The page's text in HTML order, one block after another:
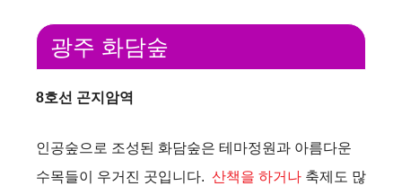
광주 화담숲
8호선 곤지암역
인공숲으로 조성된 화담숲은 테마정원과 아름다운
수목들이 우거진 곳입니다. 산책을 하거나 축제도 많